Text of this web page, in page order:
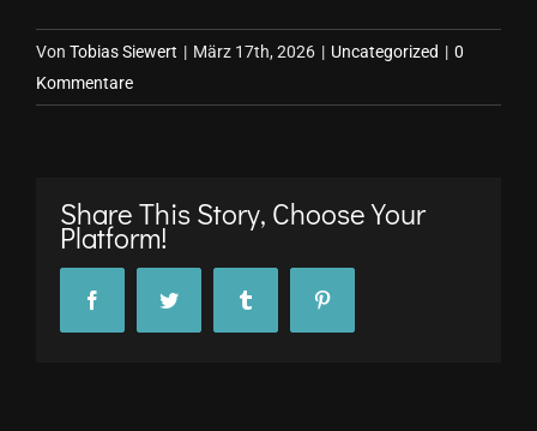
Von Tobias Siewert | März 17th, 2026 | Uncategorized | 0
Kommentare
Share This Story, Choose Your
Platform!
FacebookTwitter